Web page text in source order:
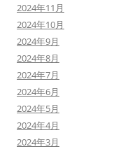
2024年11月
2024年10月
2024年9月
2024年8月
2024年7月
2024年6月
2024年5月
2024年4月
2024年3月